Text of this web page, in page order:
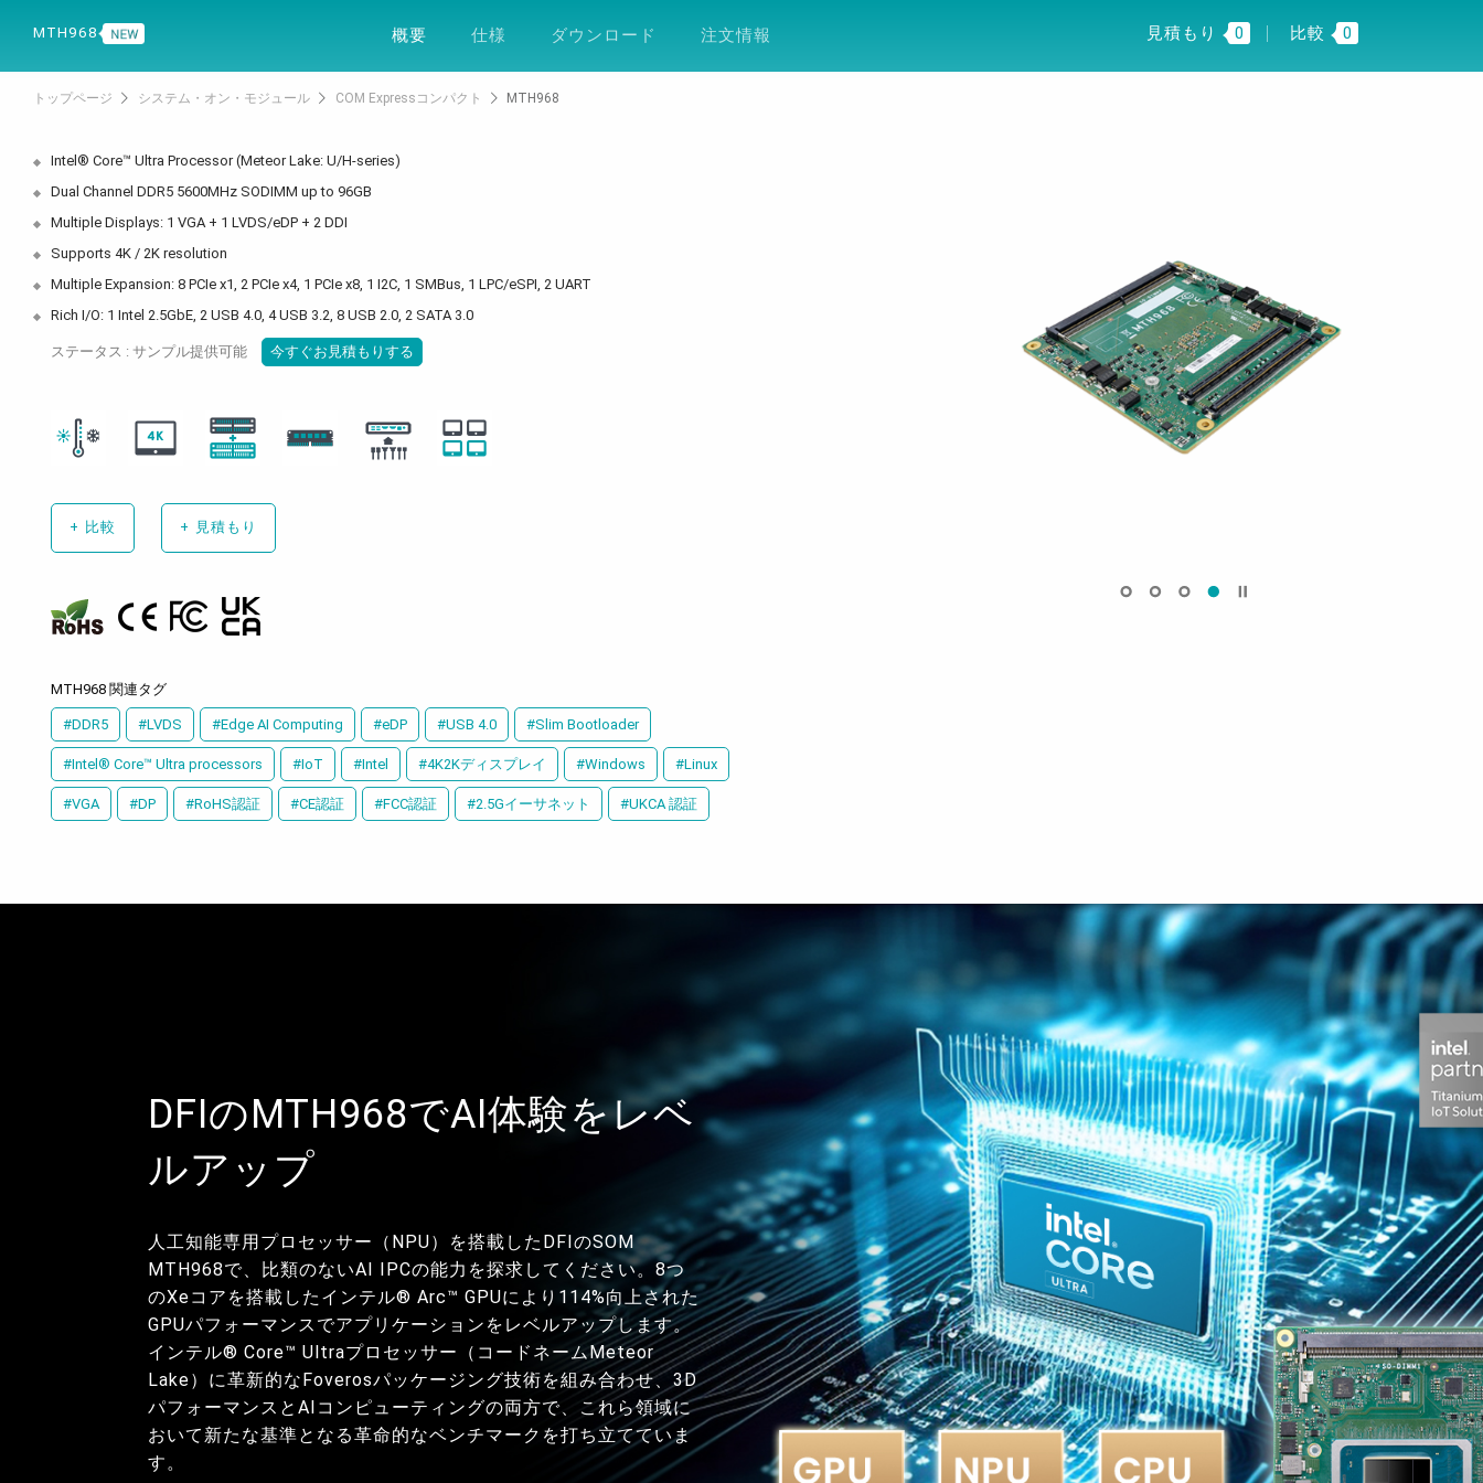
ソリューション サポート 会社案内
MTH968 概要 仕様 ダウンロード 注文情報 見積もり 0 比較 0
トップページ システム・オン・モジュール COM Expressコンパクト MTH968
Intel® Core™ Ultra Processor (Meteor Lake: U/H-series)
Dual Channel DDR5 5600MHz SODIMM up to 96GB
Multiple Displays: 1 VGA + 1 LVDS/eDP + 2 DDI
Supports 4K / 2K resolution
Multiple Expansion: 8 PCIe x1, 2 PCIe x4, 1 PCIe x8, 1 I2C, 1 SMBus, 1 LPC/eSPI, 2 UART
Rich I/O: 1 Intel 2.5GbE, 2 USB 4.0, 4 USB 3.2, 8 USB 2.0, 2 SATA 3.0
ステータス : サンプル提供可能 今すぐお見積もりする
+ 比較 + 見積もり
MTH968 関連タグ
#DDR5 #LVDS #Edge AI Computing #eDP #USB 4.0 #Slim Bootloader
#Intel® Core™ Ultra processors #IoT #Intel #4K2Kディスプレイ #Windows #Linux
#VGA #DP #RoHS認証 #CE認証 #FCC認証 #2.5Gイーサネット #UKCA 認証
DFIのMTH968でAI体験をレベ
ルアップ
人工知能専用プロセッサー（NPU）を搭載したDFIのSOM
MTH968で、比類のないAI IPCの能力を探求してください。8つ
のXeコアを搭載したインテル® Arc™ GPUにより114%向上された
GPUパフォーマンスでアプリケーションをレベルアップします。
インテル® Core™ Ultraプロセッサー（コードネームMeteor
Lake）に革新的なFoverosパッケージング技術を組み合わせ、3D
パフォーマンスとAIコンピューティングの両方で、これら領域に
おいて新たな基準となる革命的なベンチマークを打ち立てていま
す。